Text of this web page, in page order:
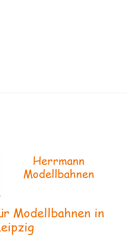
Herrmann
Modellbahnen
Modellbahnen in